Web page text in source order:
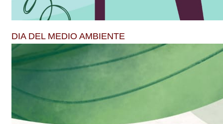
DIA DEL MEDIO AMBIENTE